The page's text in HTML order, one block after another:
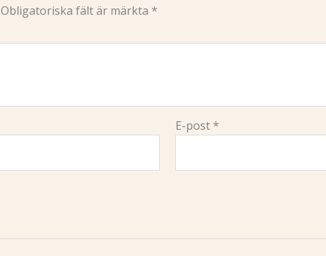
Obligatoriska fält är märkta *
E-post *